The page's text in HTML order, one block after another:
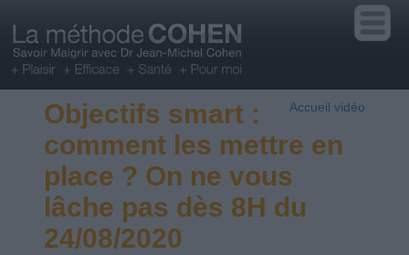
Accueil vidéo
Objectifs smart :
comment les mettre en
place ? On ne vous
lâche pas dès 8H du
24/08/2020